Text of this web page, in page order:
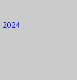
2024